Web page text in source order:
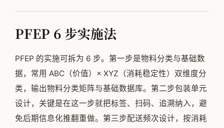
PFEP 6 步实施法
PFEP 的实施可拆为 6 步。第一步是物料分类与基础数
据，常用 ABC（价值）× XYZ（消耗稳定性）双维度分
类，输出物料分类矩阵与基础数据库。第二步包装单元
设计，关键是在这一步就把标签、扫码、追溯纳入，避
免后期信息化推翻重做。第三步配送频次设计，按消耗